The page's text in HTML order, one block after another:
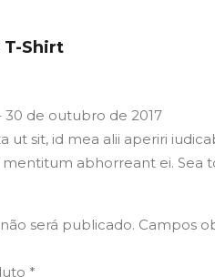
Shirt
30 de outubro de 2017
ut sit, id mea alii aperiri
mentitum abhorreant ei. Sea
será publicado. Campos
*